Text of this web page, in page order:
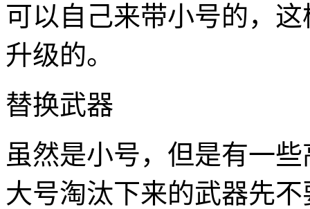
可以自己来带小号的，
升级的。
替换武器
虽然是小号，但是有一
大号淘汰下来的武器先